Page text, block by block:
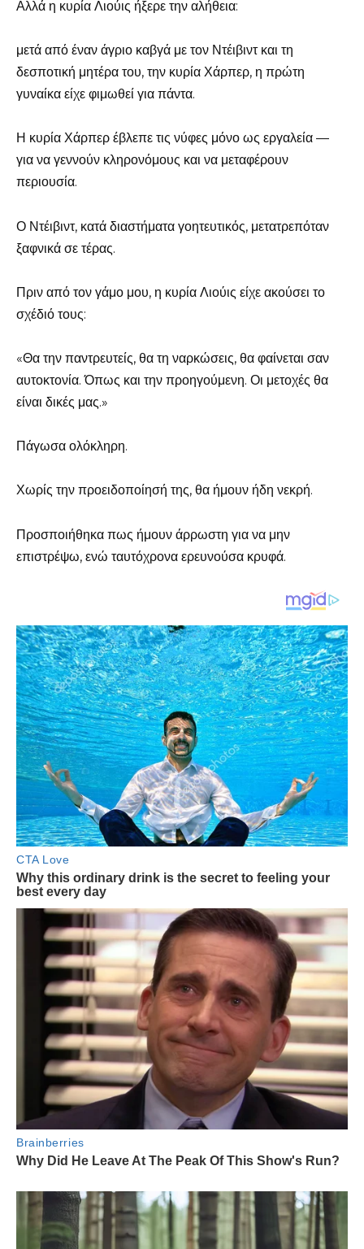
Αλλά η κυρία Λιούις ήξερε την αλήθεια:
μετά από έναν άγριο καβγά με τον Ντέιβιντ και τη
δεσποτική μητέρα του, την κυρία Χάρπερ, η πρώτη
γυναίκα είχε φιμωθεί για πάντα.
Η κυρία Χάρπερ έβλεπε τις νύφες μόνο ως εργαλεία —
για να γεννούν κληρονόμους και να μεταφέρουν
περιουσία.
Ο Ντέιβιντ, κατά διαστήματα γοητευτικός, μετατρεπόταν
ξαφνικά σε τέρας.
Πριν από τον γάμο μου, η κυρία Λιούις είχε ακούσει το
σχέδιό τους:
«Θα την παντρευτείς, θα τη ναρκώσεις, θα φαίνεται σαν
αυτοκτονία. Όπως και την προηγούμενη. Οι μετοχές θα
είναι δικές μας.»
Πάγωσα ολόκληρη.
Χωρίς την προειδοποίησή της, θα ήμουν ήδη νεκρή.
Προσποιήθηκα πως ήμουν άρρωστη για να μην
επιστρέψω, ενώ ταυτόχρονα ερευνούσα κρυφά.